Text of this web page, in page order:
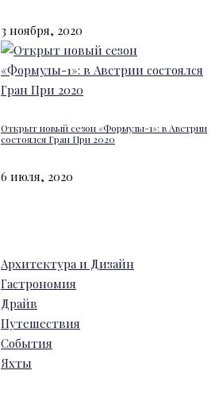
3 ноября, 2020
Открыт новый сезон «Формулы-1»: в Австрии
состоялся Гран При 2020
6 июля, 2020
Архитектура и Дизайн
Гастрономия
Драйв
Путешествия
События
Яхты